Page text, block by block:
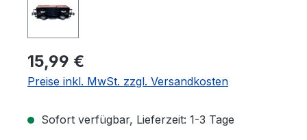
15,99 €
Preise inkl. MwSt. zzgl. Versandkosten
Sofort verfügbar, Lieferzeit: 1-3 Tage